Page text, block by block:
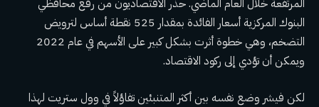
المرتفعة خلال العام الماضي. حذر الاقتصاديون من رفع محافظي
البنوك المركزية أسعار الفائدة بمقدار 525 نقطة أساس لترويض
التضخم، وهي خطوة أثرت بشكل كبير على الأسهم في عام 2022
ويمكن أن تؤدي إلى ركود الاقتصاد.
لكن فيشر وضع نفسه بين أكثر المتنبئين تفاؤلاً في وول ستريت لهذا